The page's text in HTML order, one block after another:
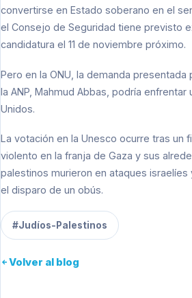
convertirse en Estado soberano en el
el Consejo de Seguridad tiene previsto
candidatura el 11 de noviembre próximo.
Pero en la ONU, la demanda
la ANP, Mahmud Abbas, podría
Unidos.
La votación en la Unesco ocurre tras un
violento en la franja de Gaza y sus
palestinos murieron en ataques israelíes
el disparo de un obús.
#Judíos-Palestinos
Volver al blog